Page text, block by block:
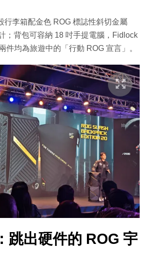
行李箱配金色 ROG 標誌性斜切金屬
；背包可容納 18 吋手提電腦，Fidlock
件均為旅遊中的「行動 ROG 宣言」。
跳出硬件的 ROG 宇